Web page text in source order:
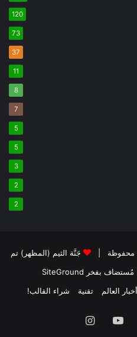
120
73
37
11
8
7
5
5
3
2
2
جَنَّة الثيم (المظهر) تم
| مُستضاف بفخر SiteGround
أخبار العالم تقنية شراء القالب!
تويتر يوتيوب